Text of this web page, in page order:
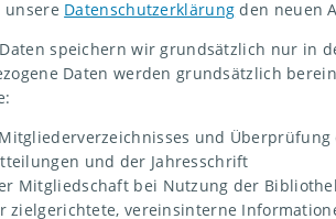
unsere Datenschutzerklärung den neuen
speichern wir grundsätzlich nur in
Daten werden grundsätzlich
und
und der Jahresschrift
Mitgliedschaft bei Nutzung der
zielgerichtete, vereinsinterne